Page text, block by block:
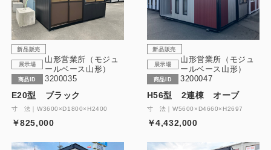
新品販売
展示場
山形営業所（モジュ
ールベース山形）
商品ID 3200035
E20型 ブラック
寸 法｜W3600×D1800×H2400
￥825,000
新品販売
展示場
山形営業所（モジュ
ールベース山形）
商品ID 3200047
H56型 2連棟 オーブ
寸 法｜W5600×D4660×H2697
￥4,432,000